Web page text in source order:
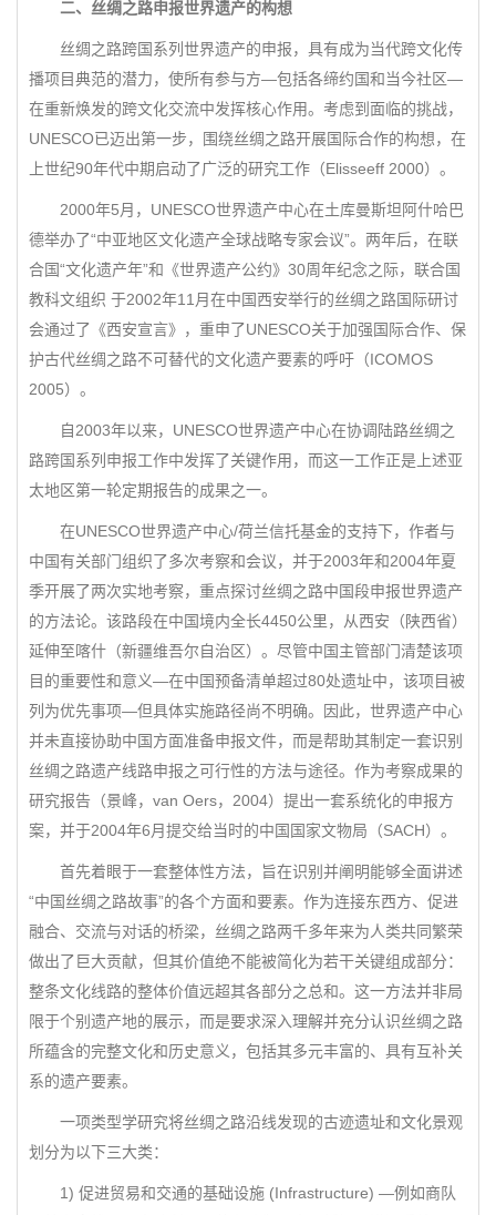
二、丝绸之路申报世界遗产的构想
丝绸之路跨国系列世界遗产的申报，具有成为当代跨文化传
播项目典范的潜力，使所有参与方—包括各缔约国和当今社区—
在重新焕发的跨文化交流中发挥核心作用。考虑到面临的挑战，
UNESCO已迈出第一步，围绕丝绸之路开展国际合作的构想，在
上世纪90年代中期启动了广泛的研究工作（Elisseeff 2000）。
2000年5月，UNESCO世界遗产中心在土库曼斯坦阿什哈巴
德举办了“中亚地区文化遗产全球战略专家会议”。两年后，在联
合国“文化遗产年”和《世界遗产公约》30周年纪念之际，联合国
教科文组织 于2002年11月在中国西安举行的丝绸之路国际研讨
会通过了《西安宣言》，重申了UNESCO关于加强国际合作、保
护古代丝绸之路不可替代的文化遗产要素的呼吁（ICOMOS
2005）。
自2003年以来，UNESCO世界遗产中心在协调陆路丝绸之
路跨国系列申报工作中发挥了关键作用，而这一工作正是上述亚
太地区第一轮定期报告的成果之一。
在UNESCO世界遗产中心/荷兰信托基金的支持下，作者与
中国有关部门组织了多次考察和会议，并于2003年和2004年夏
季开展了两次实地考察，重点探讨丝绸之路中国段申报世界遗产
的方法论。该路段在中国境内全长4450公里，从西安（陕西省）
延伸至喀什（新疆维吾尔自治区）。尽管中国主管部门清楚该项
目的重要性和意义—在中国预备清单超过80处遗址中，该项目被
列为优先事项—但具体实施路径尚不明确。因此，世界遗产中心
并未直接协助中国方面准备申报文件，而是帮助其制定一套识别
丝绸之路遗产线路申报之可行性的方法与途径。作为考察成果的
研究报告（景峰，van Oers，2004）提出一套系统化的申报方
案，并于2004年6月提交给当时的中国国家文物局（SACH）。
首先着眼于一套整体性方法，旨在识别并阐明能够全面讲述
“中国丝绸之路故事”的各个方面和要素。作为连接东西方、促进
融合、交流与对话的桥梁，丝绸之路两千多年来为人类共同繁荣
做出了巨大贡献，但其价值绝不能被简化为若干关键组成部分：
整条文化线路的整体价值远超其各部分之总和。这一方法并非局
限于个别遗产地的展示，而是要求深入理解并充分认识丝绸之路
所蕴含的完整文化和历史意义，包括其多元丰富的、具有互补关
系的遗产要素。
一项类型学研究将丝绸之路沿线发现的古迹遗址和文化景观
划分为以下三大类：
1) 促进贸易和交通的基础设施 (Infrastructure) —例如商队